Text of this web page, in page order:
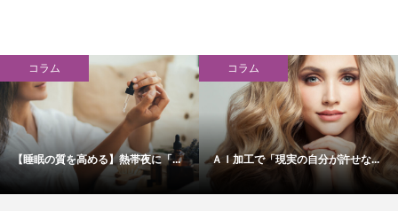
コラム
【睡眠の質を高める】熱帯夜に「...
コラム
ＡＩ加工で「現実の自分が許せな...